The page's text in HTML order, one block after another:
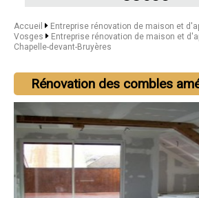
Accueil
Entreprise rénovation de maison et
Vosges
Entreprise rénovation de maison et
Chapelle-devant-Bruyères
Rénovation des combles